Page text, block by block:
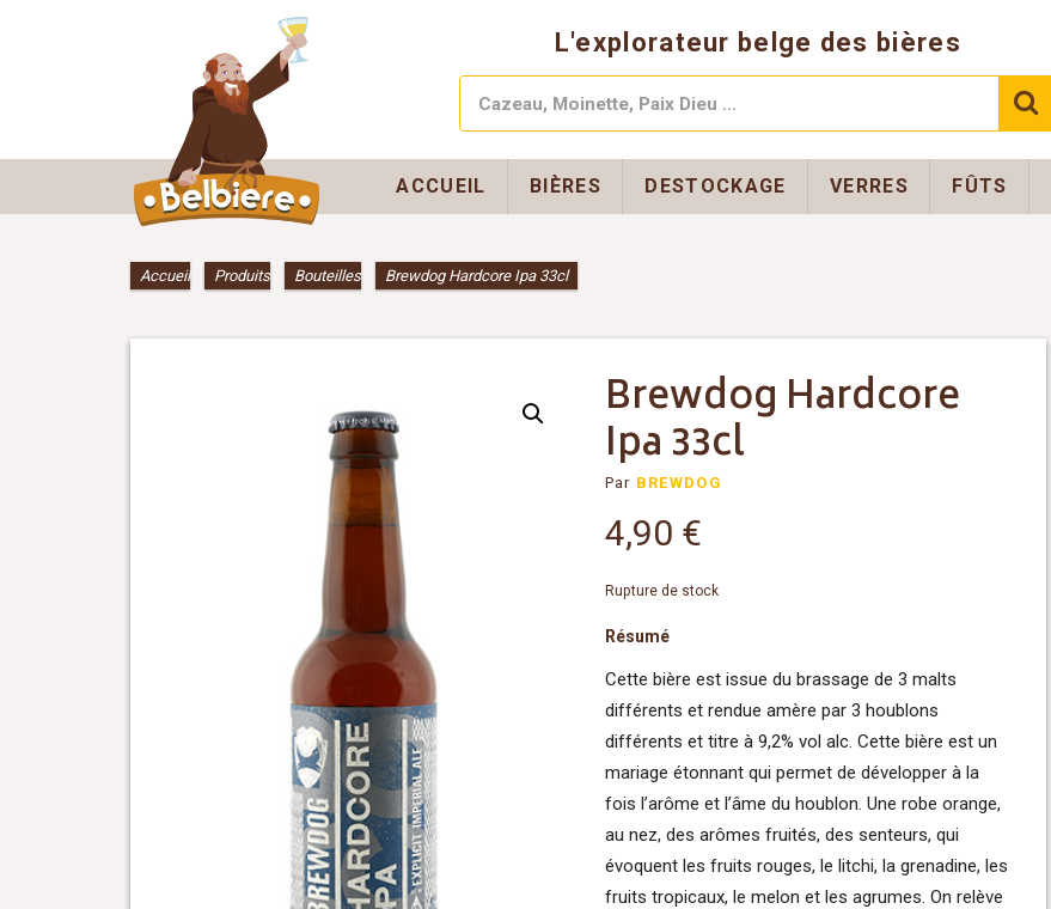
L'explorateur belge des bières
ACCUEIL BIÈRES DESTOCKAGE VERRES FÛTS
Accueil» Produits» Bouteilles» Brewdog Hardcore Ipa 33cl
Brewdog Hardcore
Ipa 33cl
Par BREWDOG
4,90 €
Rupture de stock
Résumé
Cette bière est issue du brassage de 3 malts
différents et rendue amère par 3 houblons
différents et titre à 9,2% vol alc. Cette bière est un
mariage étonnant qui permet de développer à la
fois l’arôme et l’âme du houblon. Une robe orange,
au nez, des arômes fruités, des senteurs, qui
évoquent les fruits rouges, le litchi, la grenadine, les
fruits tropicaux, le melon et les agrumes. On relève